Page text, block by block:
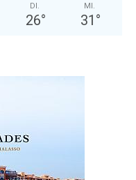
DI.
26°
MI.
31 °